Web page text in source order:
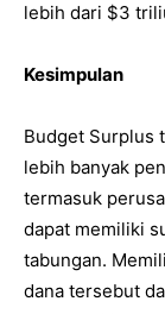
lebih dari $3
Kesimpulan
Budget Surplus
lebih banyak
termasuk
dapat memiliki
tabungan.
dana tersebut